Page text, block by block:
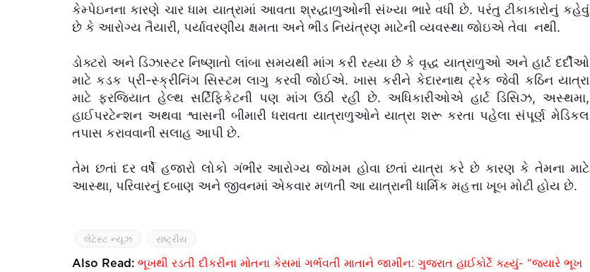
કેમ્પેઇનના કારણે ચાર ધામ યાત્રામાં આવતા શ્રદ્ધાળુઓની સંખ્યા ભારે વધી છે. પરંતુ ટીકાકારોનું કહેવું
છે કે આરોગ્ય તૈયારી, પર્યાવરણીય ક્ષમતા અને ભીડ નિયંત્રણ માટેની વ્યવસ્થા જોઇએ તેવા નથી.
ડોક્ટરો અને ડિઝાસ્ટર નિષ્ણાતો લાંબા સમયથી માંગ કરી રહ્યા છે કે વૃદ્ધ યાત્રાળુઓ અને હાર્ટ દર્દીઓ
માટે કડક પ્રી-સ્ક્રીનિંગ સિસ્ટમ લાગુ કરવી જોઈએ. ખાસ કરીને કેદારનાથ ટ્રેક જેવી કઠિન યાત્રા
માટે ફરજિયાત હેલ્થ સર્ટિફિકેટની પણ માંગ ઉઠી રહી છે. અધિકારીઓએ હાર્ટ ડિસિઝ, અસ્થમા,
હાઈપરટેન્શન અથવા શ્વાસની બીમારી ધરાવતા યાત્રાળુઓને યાત્રા શરૂ કરતા પહેલા સંપૂર્ણ મેડિકલ
તપાસ કરાવવાની સલાહ આપી છે.
તેમ છતાં દર વર્ષે હજારો લોકો ગંભીર આરોગ્ય જોખમ હોવા છતાં યાત્રા કરે છે કારણ કે તેમના માટે
આસ્થા, પરિવારનું દબાણ અને જીવનમાં એકવાર મળતી આ યાત્રાની ધાર્મિક મહત્તા ખૂબ મોટી હોય છે.
લેટેસ્ટ ન્યૂઝ રાષ્ટ્રીય
Also Read: ભૂખથી રડતી દીકરીના મોતના કેસમાં ગર્ભવતી માતાને જામીન: ગુજરાત હાઈકોર્ટે કહ્યું- “જ્યારે ભૂખ